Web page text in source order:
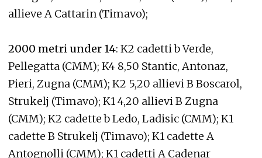
allieve A Cattarin (Timavo);
2000 metri under 14: K2 cadetti b Verde,
Pellegatta (CMM); K4 8,50 Stantic, Antonaz,
Pieri, Zugna (CMM); K2 5,20 allievi B Boscarol,
Strukelj (Timavo); K1 4,20 allievi B Zugna
(CMM); K2 cadette b Ledo, Ladisic (CMM); K1
cadette B Strukelj (Timavo); K1 cadette A
Antognolli (CMM); K1 cadetti A Cadenar